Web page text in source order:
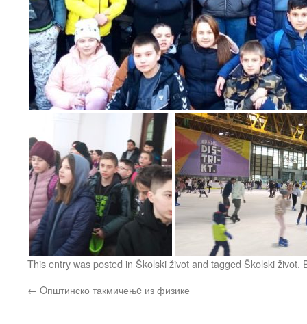
This entry was posted in Školski životand tagged Školski život.
← Oпштинско такмичењe из физике